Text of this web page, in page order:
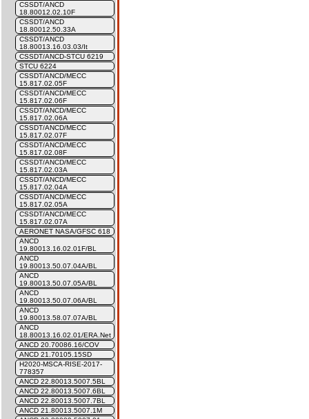
CSSDT/ANCD
18.80012.02.10F
CSSDT/ANCD
18.80012.50.33A
CSSDT/ANCD
18.80013.16.03.03/It
CSSDT/ANCD-STCU 6219
STCU 6224
CSSDT/ANCD/MECC
15.817.02.05F
CSSDT/ANCD/MECC
15.817.02.06F
CSSDT/ANCD/MECC
15.817.02.06A
CSSDT/ANCD/MECC
15.817.02.07F
CSSDT/ANCD/MECC
15.817.02.08F
CSSDT/ANCD/MECC
15.817.02.03A
CSSDT/ANCD/MECC
15.817.02.04A
CSSDT/ANCD/MECC
15.817.02.05A
CSSDT/ANCD/MECC
15.817.02.07A
AERONET NASA/GFSC 618
ANCD
19.80013.16.02.01F/BL
ANCD
19.80013.50.07.04A/BL
ANCD
19.80013.50.07.05A/BL
ANCD
19.80013.50.07.06A/BL
ANCD
19.80013.58.07.07A/BL
ANCD
18.80013.16.02.01/ERA.Net
ANCD 20.70086.16/COV
ANCD 21.70105.15SD
H2020-MSCA-RISE-2017-
778357
ANCD 22.80013.5007.5BL
ANCD 22.80013.5007.6BL
ANCD 22.80013.5007.7BL
ANCD 21.80013.5007.1M